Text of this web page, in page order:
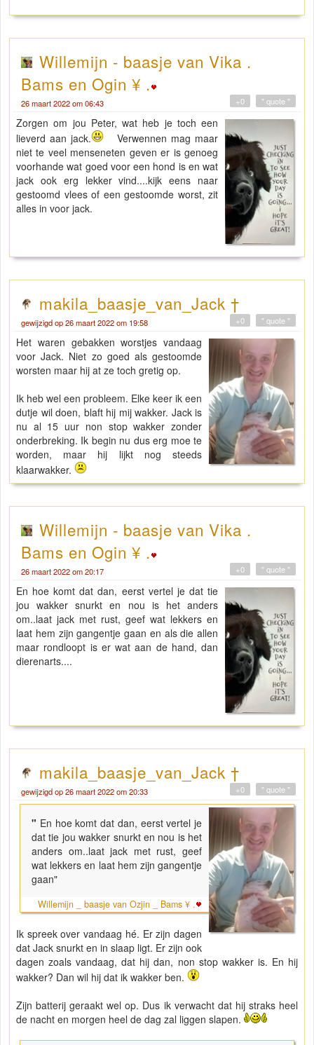
Willemijn - baasje van Vika .
Bams en Ogin ¥ .
26 maart 2022 om 06:43 " quote "
+0
Zorgen om jou Peter, wat heb je toch een
lieverd aan jack.
Verwennen mag maar
niet te veel menseneten geven er is genoeg
voorhande wat goed voor een hond is en wat
jack ook erg lekker vind....kijk eens naar
gestoomd vlees of een gestoomde worst, zit
alles in voor jack.
makila_baasje_van_Jack †
gewijzigd op 26 maart 2022 om 19:58 " quote "
+0
Het waren gebakken worstjes vandaag
voor Jack. Niet zo goed als gestoomde
worsten maar hij at ze toch gretig op.
Ik heb wel een probleem. Elke keer ik een
dutje wil doen, blaft hij mij wakker. Jack is
nu al 15 uur non stop wakker zonder
onderbreking. Ik begin nu dus erg moe te
worden, maar hij lijkt nog steeds
klaarwakker.
Willemijn - baasje van Vika .
Bams en Ogin ¥ .
26 maart 2022 om 20:17 " quote "
+0
En hoe komt dat dan, eerst vertel je dat tie
jou wakker snurkt en nou is het anders
om..laat jack met rust, geef wat lekkers en
laat hem zijn gangentje gaan en als die allen
maar rondloopt is er wat aan de hand, dan
dierenarts....
makila_baasje_van_Jack †
gewijzigd op 26 maart 2022 om 20:33 " quote "
+0
" En hoe komt dat dan, eerst vertel je
dat tie jou wakker snurkt en nou is het
anders om..laat jack met rust, geef
wat lekkers en laat hem zijn gangentje
gaan"
Willemijn _ baasje van Ozjin _ Bams ¥ .
Ik spreek over vandaag hé. Er zijn dagen
dat Jack snurkt en in slaap ligt. Er zijn ook
dagen zoals vandaag, dat hij dan, non stop wakker is. En hij
wakker? Dan wil hij dat ik wakker ben.
Zijn batterij geraakt wel op. Dus ik verwacht dat hij straks heel
de nacht en morgen heel de dag zal liggen slapen.